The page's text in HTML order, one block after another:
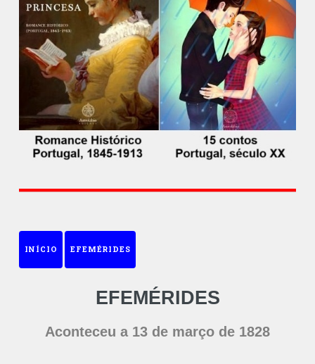
INÍCIO EFEMÉRIDES
EFEMÉRIDES
Aconteceu a 13 de março de 1828